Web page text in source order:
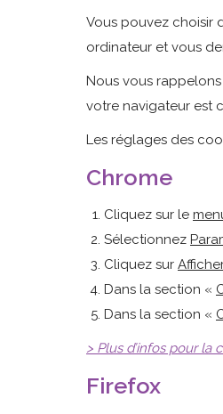
Vous pouvez choisir
ordinateur et vous
Nous vous
votre navigateur est
Les réglages des
Chrome
Cliquez sur le
Sélectionnez
Cliquez sur
Dans la section «
Dans la section «
> Plus d’infos pour la
Firefox